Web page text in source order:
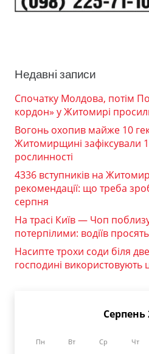
Недавні записи
Спочатку Молдова, потім
кордон» у Житомирі
Вогонь охопив майже 10
Житомирщині зафіксували
рослинності
4336 вступників на
рекомендації: що треба
серпня
На трасі Київ — Чоп
потерпілими: водіїв
Насипте трохи соди біля
господині використовують
Серпень
Пн Вт Ср Чт